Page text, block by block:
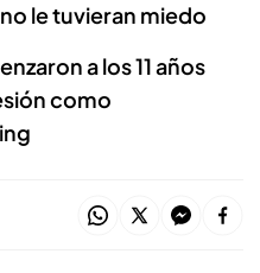
le tuvieran miedo
a los 11 años
como